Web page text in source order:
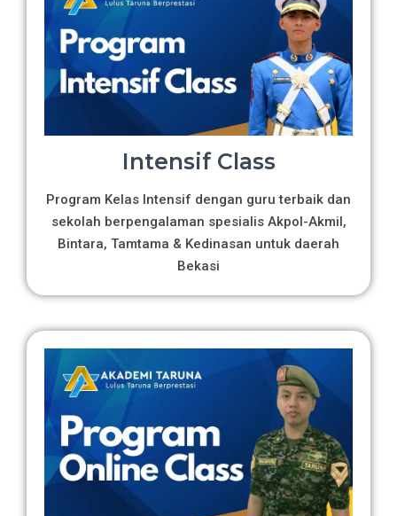
Intensif Class
Program Kelas Intensif dengan guru terbaik dan
sekolah berpengalaman spesialis Akpol-Akmil,
Bintara, Tamtama & Kedinasan untuk daerah
Bekasi